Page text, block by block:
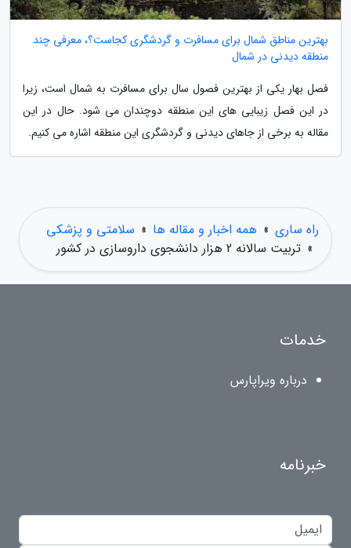
بهترین مناطق شمال برای مسافرت و گردشگری کجاست؟، معرفی چند
منطقه دیدنی در شمال
فصل بهار یکی از بهترین فصول سال برای مسافرت به شمال است، زیرا
در این فصل زیبایی های این منطقه دوچندان می شود. حال در این
مقاله به برخی از جاهای دیدنی و گردشگری این منطقه اشاره می کنیم.
راه ساری » همه اخبار و مقاله ها » سلامتی و پزشکی
» تربیت سالانه 2 هزار دانشجوی داروسازی در کشور
خدمات
درباره ویراپارس
خبرنامه